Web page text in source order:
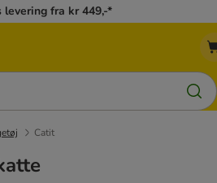
levering fra kr 449,-*
Catit